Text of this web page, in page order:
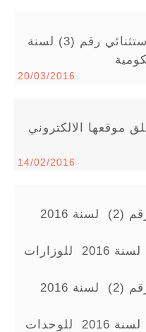
إصدار الأمر المالي العام الاستثنائي رقم (3) لسنة
20/03/2016
موقعها الالكتروني
14/02/2016
- إصدار الأمر المالي العام رقم (2) لسنة 2016
- إصدار الأمر المالي الخاص لسنة 2016 للوزارات
- إصدار الأمر المالي العام رقم (2) لسنة 2016
- إصدار الأمر المالي الخاص لسنة 2016 للوحدات